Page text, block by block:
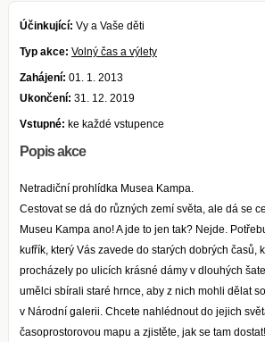
Účinkující: Vy a Vaše děti
Typ akce: Volný čas a výlety
Zahájení: 01. 1. 2013
Ukončení: 31. 12. 2019
Vstupné: ke každé vstupence
Popis akce
Netradiční prohlídka Musea Kampa.
Cestovat se dá do různých zemí světa, ale dá se
Museu Kampa ano! A jde to jen tak? Nejde.
kufřík, který Vás zavede do starých dobrých časů,
procházely po ulicích krásné dámy v dlouhých
umělci sbírali staré hrnce, aby z nich mohli dělat
v Národní galerii. Chcete nahlédnout do jejich
časoprostorovou mapu a zjistěte, jak se tam